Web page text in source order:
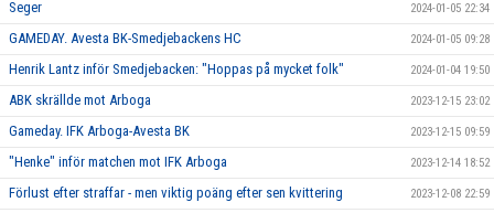
Seger 2024-01-05 22:34
GAMEDAY. Avesta BK-Smedjebackens HC 2024-01-05 09:28
Henrik Lantz inför Smedjebacken: "Hoppas på mycket folk" 2024-01-04 19:50
ABK skrällde mot Arboga 2023-12-15 23:02
Gameday. IFK Arboga-Avesta BK 2023-12-15 09:59
"Henke" inför matchen mot IFK Arboga 2023-12-14 18:52
Förlust efter straffar - men viktig poäng efter sen kvittering 2023-12-08 22:59